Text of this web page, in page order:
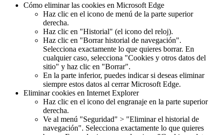
Cómo eliminar las cookies en Microsoft Edge
Haz clic en el icono de menú de la parte superior
derecha.
Haz clic en "Historial" (el icono del reloj).
Haz clic en "Borrar historial de navegación".
Selecciona exactamente lo que quieres borrar. En
cualquier caso, selecciona "Cookies y otros datos del
sitio" y haz clic en "Borrar".
En la parte inferior, puedes indicar si deseas eliminar
siempre estos datos al cerrar Microsoft Edge.
Eliminar cookies en Internet Explorer
Haz clic en el icono del engranaje en la parte superior
derecha.
Ve al menú "Seguridad" > "Eliminar el historial de
navegación". Selecciona exactamente lo que quieres